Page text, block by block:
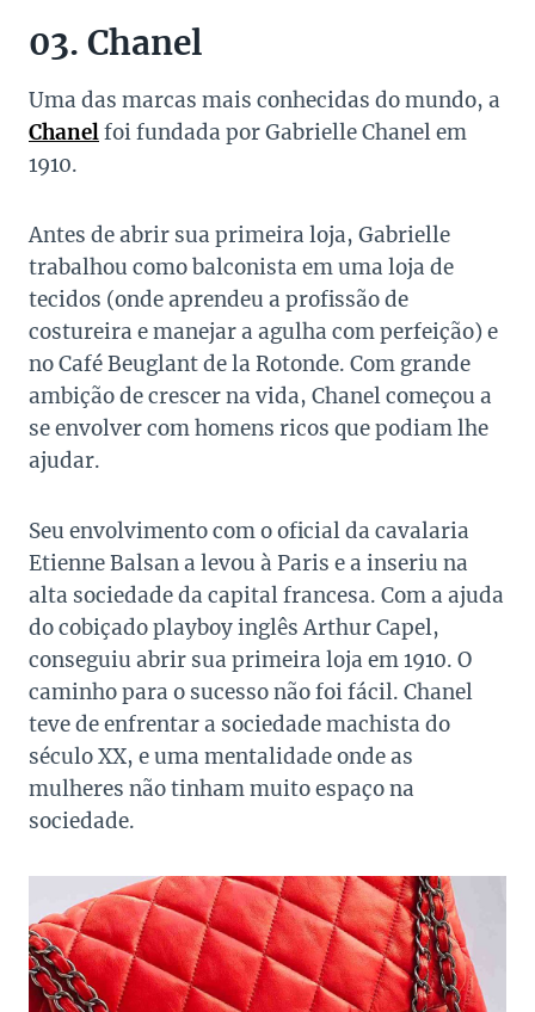
03. Chanel
Uma das marcas mais conhecidas do mundo, a
Chanelfoi fundada por Gabrielle Chanel em
1910.
Antes de abrir sua primeira loja, Gabrielle
trabalhou como balconista em uma loja de
tecidos (onde aprendeu a profissão de
costureira e manejar a agulha com perfeição) e
no Café Beuglant de la Rotonde. Com grande
ambição de crescer na vida, Chanel começou a
se envolver com homens ricos que podiam lhe
ajudar.
Seu envolvimento com o oficial da cavalaria
Etienne Balsan a levou à Paris e a inseriu na
alta sociedade da capital francesa. Com a ajuda
do cobiçado playboy inglês Arthur Capel,
conseguiu abrir sua primeira loja em 1910. O
caminho para o sucesso não foi fácil. Chanel
teve de enfrentar a sociedade machista do
século XX, e uma mentalidade onde as
mulheres não tinham muito espaço na
sociedade.